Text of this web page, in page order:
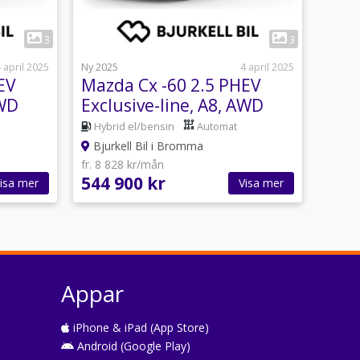
3
april 2025
mer
1
3
Ny 2025
4 april 2025
Mazda Cx -60 2.5 PHEV
Exclusive-line, A8, AWD
Hybrid el/bensin Automat
Bjurkell Bil i Bromma
fr. 8 828 kr/mån
544 900 kr Visa mer
Appar
iPhone & iPad (App Store)
Android (Google Play)